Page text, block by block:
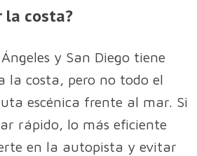
la costa?
y San Diego tiene
la costa, pero no todo el
escénica frente al mar. Si
rápido, lo más eficiente
en la autopista y evitar